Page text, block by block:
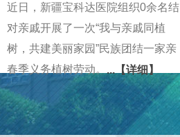
近日，新疆宝科达医院组织0余名结
对亲戚开展了一次“我与亲戚同植
树，共建美丽家园”民族团结一家亲
春季义务植树劳动。 ...【详细】